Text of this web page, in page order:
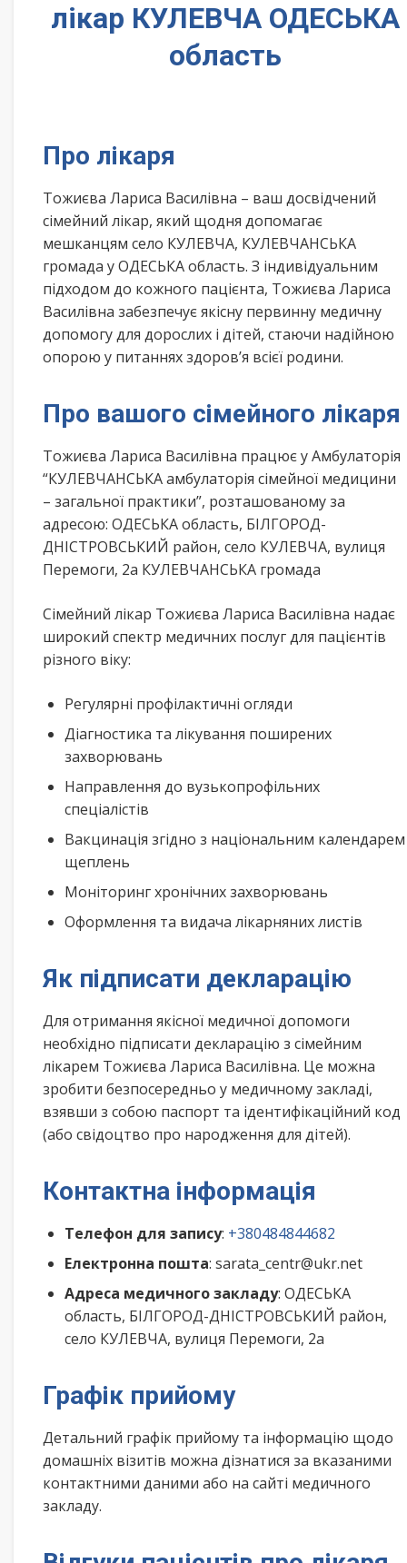
лікар КУЛЕВЧА ОДЕСЬКА
область
Про лікаря
Тожиєва Лариса Василівна – ваш досвідчений
сімейний лікар, який щодня допомагає
мешканцям село КУЛЕВЧА, КУЛЕВЧАНСЬКА
громада у ОДЕСЬКА область. З індивідуальним
підходом до кожного пацієнта, Тожиєва Лариса
Василівна забезпечує якісну первинну медичну
допомогу для дорослих і дітей, стаючи надійною
опорою у питаннях здоров’я всієї родини.
Про вашого сімейного лікаря
Тожиєва Лариса Василівна працює у Амбулаторія
“КУЛЕВЧАНСЬКА амбулаторія сімейної медицини
– загальної практики”, розташованому за
адресою: ОДЕСЬКА область, БІЛГОРОД-
ДНІСТРОВСЬКИЙ район, село КУЛЕВЧА, вулиця
Перемоги, 2а КУЛЕВЧАНСЬКА громада
Сімейний лікар Тожиєва Лариса Василівна надає
широкий спектр медичних послуг для пацієнтів
різного віку:
Регулярні профілактичні огляди
Діагностика та лікування поширених
захворювань
Направлення до вузькопрофільних
спеціалістів
Вакцинація згідно з національним календарем
щеплень
Моніторинг хронічних захворювань
Оформлення та видача лікарняних листів
Як підписати декларацію
Для отримання якісної медичної допомоги
необхідно підписати декларацію з сімейним
лікарем Тожиєва Лариса Василівна. Це можна
зробити безпосередньо у медичному закладі,
взявши з собою паспорт та ідентифікаційний код
(або свідоцтво про народження для дітей).
Контактна інформація
Телефон для запису: +380484844682
Електронна пошта: sarata_centr@ukr.net
Адреса медичного закладу: ОДЕСЬКА
область, БІЛГОРОД-ДНІСТРОВСЬКИЙ район,
село КУЛЕВЧА, вулиця Перемоги, 2а
Графік прийому
Детальний графік прийому та інформацію щодо
домашніх візитів можна дізнатися за вказаними
контактними даними або на сайті медичного
закладу.